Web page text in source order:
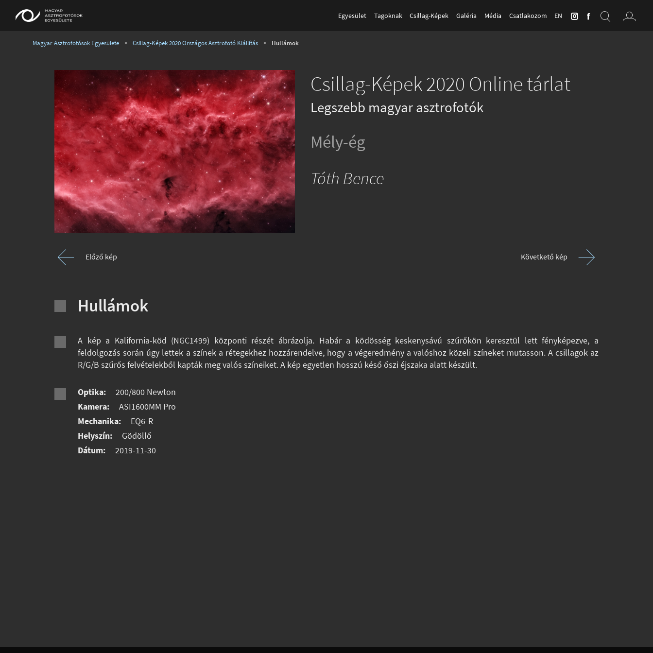
Egyesület Tagoknak Csillag-Képek Galéria Média Csatlakozom EN
Magyar Asztrofotósok Egyesülete > Csillag-Képek 2020 Országos Asztrofotó Kiállítás > Hullámok
Csillag-Képek 2020 Online tárlat
Legszebb magyar asztrofotók
Mély-ég
Tóth Bence
Előző kép Követkető kép
Hullámok
A kép a Kalifornia-köd (NGC1499) központi részét ábrázolja. Habár a ködösség keskenysávú szűrőkön keresztül lett fényképezve, a
feldolgozás során úgy lettek a színek a rétegekhez hozzárendelve, hogy a végeredmény a valóshoz közeli színeket mutasson. A csillagok az
R/G/B szűrős felvételekből kapták meg valós színeiket. A kép egyetlen hosszú késő őszi éjszaka alatt készült.
Optika:
200/800 Newton
Kamera:
ASI1600MM Pro
Mechanika:
EQ6-R
Helyszín:
Gödöllő
Dátum:
2019-11-30